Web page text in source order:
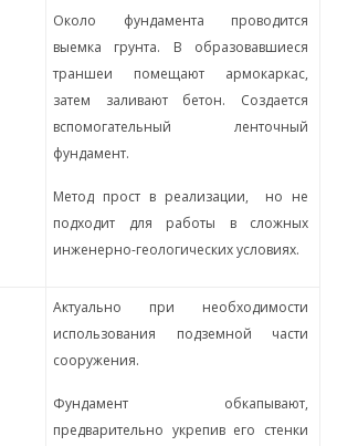
Около фундамента проводится
выемка грунта. В образовавшиеся
траншеи помещают армокаркас,
затем заливают бетон. Создается
вспомогательный ленточный
фундамент.
Метод прост в реализации, но не
подходит для работы в сложных
инженерно-геологических условиях.
Актуально при необходимости
использования подземной части
сооружения.
Фундамент обкапывают,
предварительно укрепив его стенки